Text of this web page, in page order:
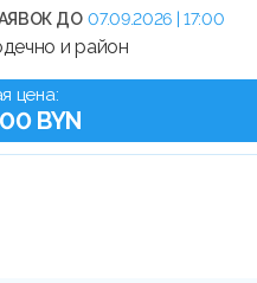
ДО 07.09.2026 | 17:00
и район
цена:
BYN